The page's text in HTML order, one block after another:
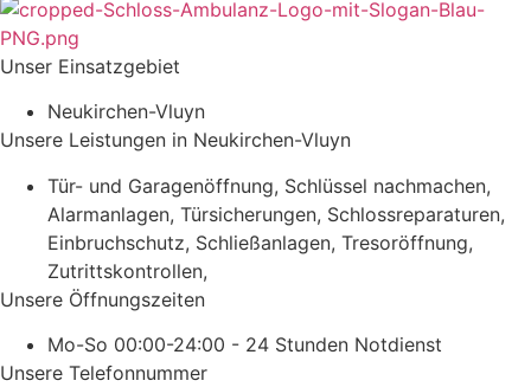
Unser Einsatzgebiet
Neukirchen-Vluyn
Unsere Leistungen in Neukirchen-Vluyn
Tür- und Garagenöffnung, Schlüssel nachmachen,
Alarmanlagen, Türsicherungen, Schlossreparaturen,
Einbruchschutz, Schließanlagen, Tresoröffnung,
Zutrittskontrollen,
Unsere Öffnungszeiten
Mo-So 00:00-24:00 - 24 Stunden Notdienst
Unsere Telefonnummer